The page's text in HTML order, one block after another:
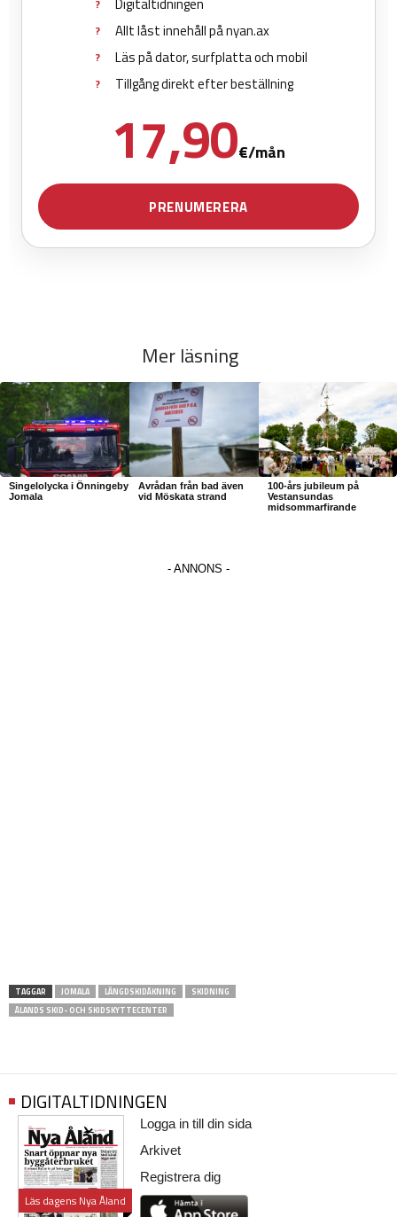
Mer läsning
Singelolycka i Önningeby
Jomala
Avrådan från bad även
vid Möskata strand
100-års jubileum på
Vestansundas
midsommarfirande
TAGGAR JOMALA LÄNGDSKIDÅKNING
SKIDNING
ÅLANDS SKID- OCH SKIDSKYTTECENTER
DIGITALTIDNINGEN
Läs dagens Nya Åland
Logga in till din sida
Arkivet
Registrera dig